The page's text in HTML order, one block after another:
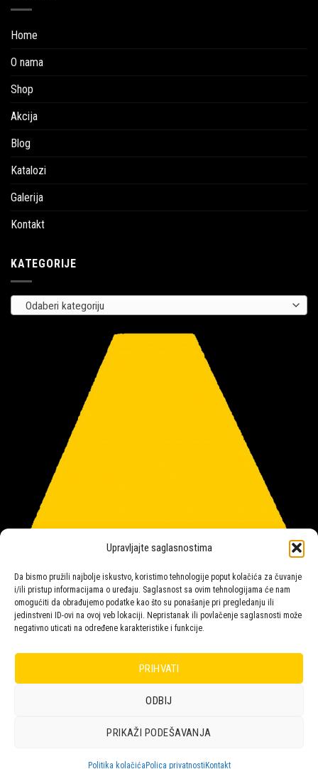
Upravljajte saglasnostima
Da bismo pružili najbolje iskustvo, koristimo tehnologije poput kolačića za čuvanje
i/ili pristup informacijama o uređaju. Saglasnost sa ovim tehnologijama će nam
omogućiti da obrađujemo podatke kao što su ponašanje pri pregledanju ili
jedinstveni ID-ovi na ovoj veb lokaciji. Nepristanak ili povlačenje saglasnosti može
negativno uticati na određene karakteristike i funkcije.
PRIHVATI
ODBIJ
PRIKAŽI PODEŠAVANJA
Politika kolačića Polica privatnosti Kontakt
Home
O nama
Shop
Akcija
Blog
Katalozi
Galerija
Kontakt
KATEGORIJE
Odaberi kategoriju